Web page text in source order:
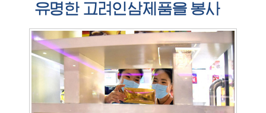
유명한 고려인삼제품을 봉사